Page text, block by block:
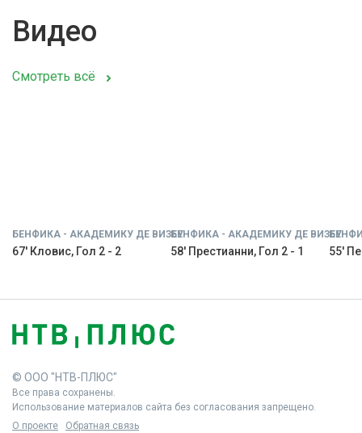
Видео
Смотреть всё
БЕНФИКА - АКАДЕМИКУ ДЕ ВИЗЕУ
67' Кловис, Гол 2 - 2
БЕНФИКА - АКАДЕМИКУ ДЕ ВИЗЕУ
58' Престианни, Гол 2 - 1 55'
© ООО "НТВ-ПЛЮС"
Все права сохранены.
Использование материалов сайта без согласования запрещено.
О проекте
Обратная связь